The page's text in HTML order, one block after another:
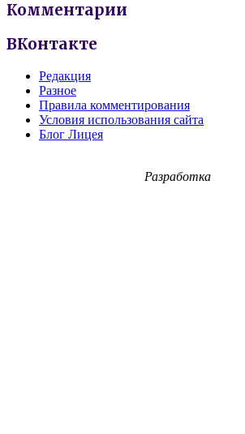
Комментарии
ВКонтакте
Редакция
Разное
Правила комментирования
Условия использования сайта
Блог Лицея
Разработка